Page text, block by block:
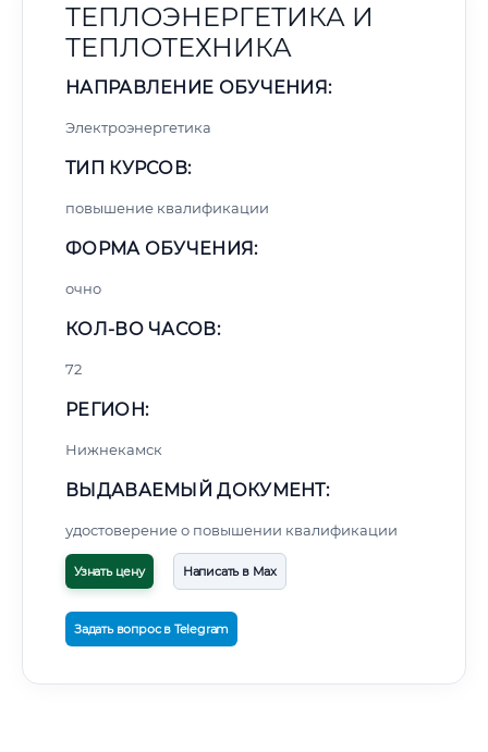
ТЕПЛОЭНЕРГЕТИКА И
ТЕПЛОТЕХНИКА
НАПРАВЛЕНИЕ ОБУЧЕНИЯ:
Электроэнергетика
ТИП КУРСОВ:
повышение квалификации
ФОРМА ОБУЧЕНИЯ:
очно
КОЛ-ВО ЧАСОВ:
72
РЕГИОН:
Нижнекамск
ВЫДАВАЕМЫЙ ДОКУМЕНТ:
удостоверение о повышении квалификации
Узнать цену Написать в Max
Задать вопрос в Telegram